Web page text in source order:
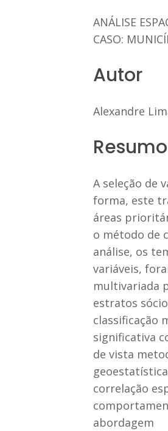
ANÁLISE
CASO:
Autor
Alexandre
Resumo
A seleção de
forma, este
áreas
o método de
análise, os
variáveis,
multivariada
estratos
classificação
significativa
de vista
correlação
abordagem